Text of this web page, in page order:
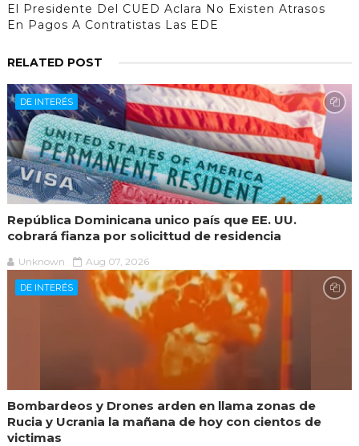
El Presidente Del CUED Aclara No Existen Atrasos
En Pagos A Contratistas Las EDE
RELATED POST
DE INTERÉS
República Dominicana unico país que EE. UU.
cobrará fianza por solicittud de residencia
Unknown Aug 07, 2026
DE INTERÉS
Bombardeos y Drones arden en llama zonas de
Rucia y Ucrania la mañana de hoy con cientos de
victimas